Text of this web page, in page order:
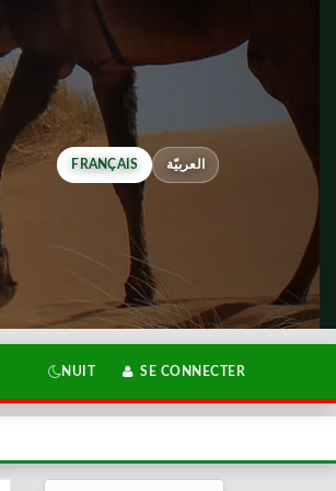
FRANÇAIS العربيّة
NUIT SE CONNECTER